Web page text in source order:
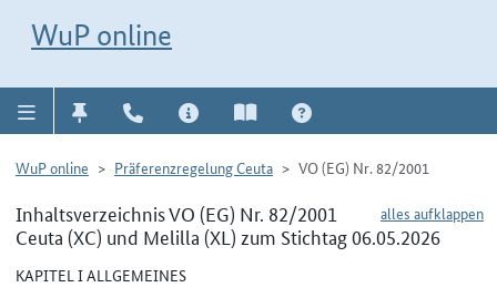
WuP online
WuP online Präferenzregelung Ceuta VO (EG) Nr. 82/2001
alles aufklappen
Inhaltsverzeichnis VO (EG) Nr. 82/2001
Ceuta (XC) und Melilla (XL) zum Stichtag 06.05.2026
KAPITEL I ALLGEMEINES